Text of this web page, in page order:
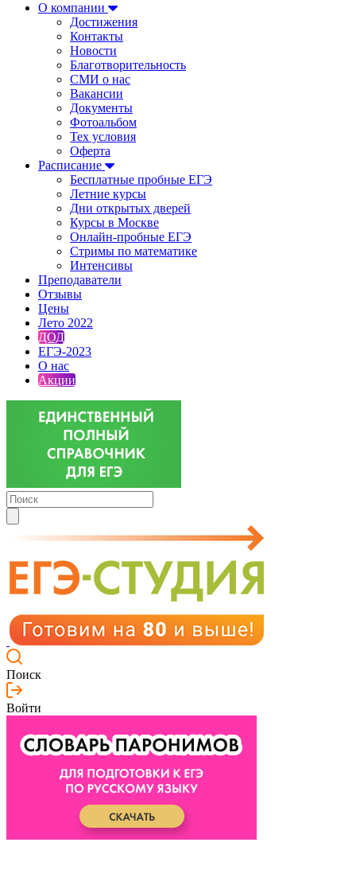
О компании
Достижения
Контакты
Новости
Благотворительность
СМИ о нас
Вакансии
Документы
Фотоальбом
Тех условия
Оферта
Расписание
Бесплатные пробные ЕГЭ
Летние курсы
Дни открытых дверей
Курсы в Москве
Онлайн-пробные ЕГЭ
Стримы по математике
Интенсивы
Преподаватели
Отзывы
Цены
Лето 2022
ДОД
ЕГЭ-2023
О нас
Акции
Поиск
Войти